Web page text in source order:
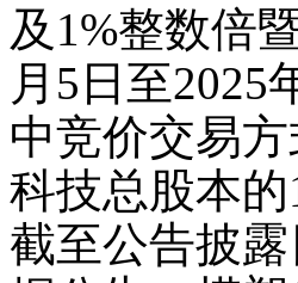
及1%整数倍
月5日至2025
中竞价交易
科技总股本
截至公告披